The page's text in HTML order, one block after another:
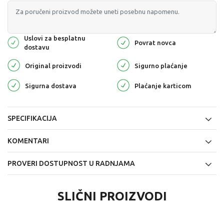
Uslovi za besplatnu
dostavu
Povrat novca
Original proizvodi Sigurno plaćanje
Sigurna dostava Plaćanje karticom
SPECIFIKACIJA
KOMENTARI
PROVERI DOSTUPNOST U RADNJAMA
SLIČNI PROIZVODI